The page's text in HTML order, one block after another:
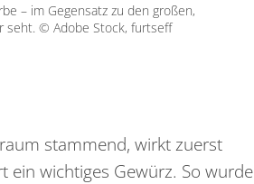
– im Gegensatz zu den großen,
seht. © Adobe Stock, furtseff
stammend, wirkt zuerst
ein wichtiges Gewürz. So wurde